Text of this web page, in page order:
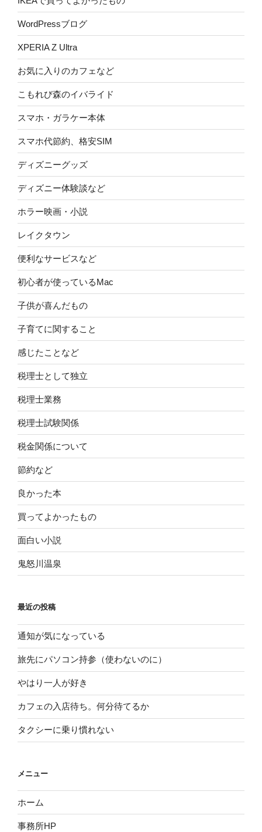
WordPressブログ
XPERIA Z Ultra
お気に入りのカフェなど
こもれび森のイバライド
スマホ・ガラケー本体
スマホ代節約、格安SIM
ディズニーグッズ
ディズニー体験談など
ホラー映画・小説
レイクタウン
便利なサービスなど
初心者が使っているMac
子供が喜んだもの
子育てに関すること
感じたことなど
税理士として独立
税理士業務
税理士試験関係
税金関係について
節約など
良かった本
買ってよかったもの
面白い小説
鬼怒川温泉
最近の投稿
通知が気になっている
旅先にパソコン持参（使わないのに）
やはり一人が好き
カフェの入店待ち。何分待てるか
タクシーに乗り慣れない
メニュー
ホーム
事務所HP